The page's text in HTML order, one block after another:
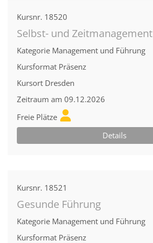
Kursnr. 18520
Selbst- und Zeitmanagement
Kategorie Management und Führung
Kursformat Präsenz
Kursort Dresden
Zeitraum am 09.12.2026
Freie Plätze
Details
Kursnr. 18521
Gesunde Führung
Kategorie Management und Führung
Kursformat Präsenz